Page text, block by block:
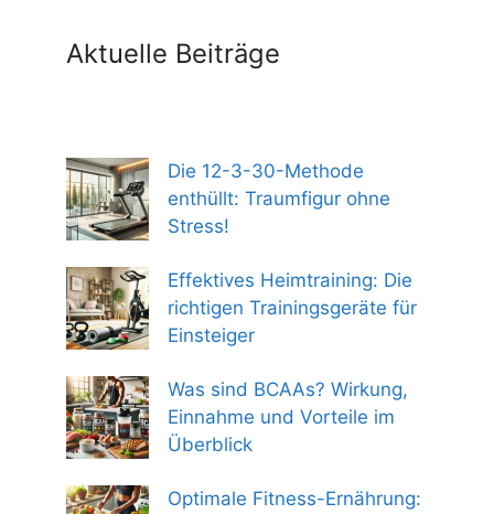
Aktuelle Beiträge
Die 12-3-30-Methode
enthüllt: Traumfigur ohne
Stress!
Effektives Heimtraining: Die
richtigen Trainingsgeräte für
Einsteiger
Was sind BCAAs? Wirkung,
Einnahme und Vorteile im
Überblick
Optimale Fitness-Ernährung: